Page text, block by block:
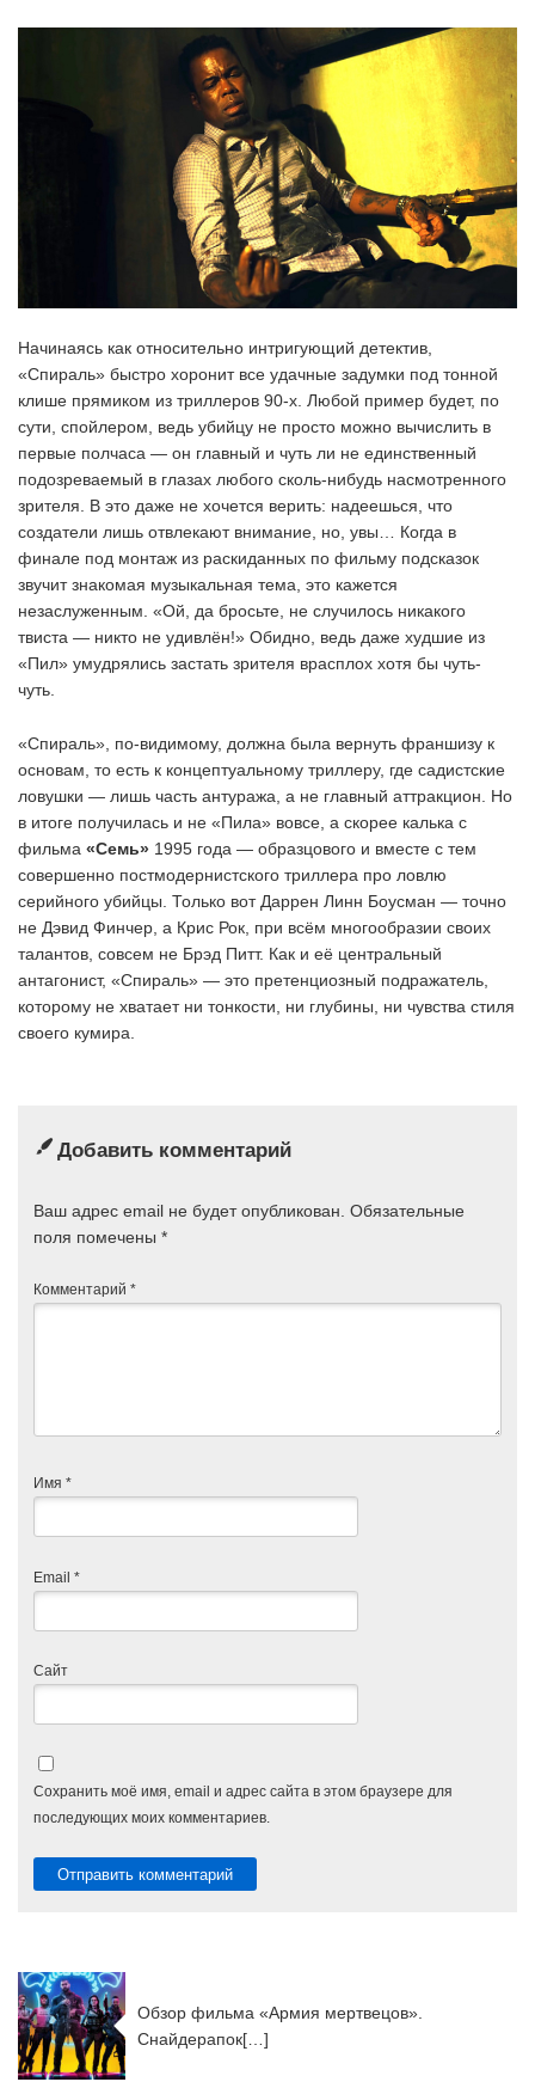
Начинаясь как относительно интригующий детектив,
«Спираль» быстро хоронит все удачные задумки под тонной
клише прямиком из триллеров 90-х. Любой пример будет, по
сути, спойлером, ведь убийцу не просто можно вычислить в
первые полчаса — он главный и чуть ли не единственный
подозреваемый в глазах любого сколь-нибудь насмотренного
зрителя. В это даже не хочется верить: надеешься, что
создатели лишь отвлекают внимание, но, увы… Когда в
финале под монтаж из раскиданных по фильму подсказок
звучит знакомая музыкальная тема, это кажется
незаслуженным. «Ой, да бросьте, не случилось никакого
твиста — никто не удивлён!» Обидно, ведь даже худшие из
«Пил» умудрялись застать зрителя врасплох хотя бы чуть-
чуть.
«Спираль», по-видимому, должна была вернуть франшизу к
основам, то есть к концептуальному триллеру, где садистские
ловушки — лишь часть антуража, а не главный аттракцион. Но
в итоге получилась и не «Пила» вовсе, а скорее калька с
фильма «Семь» 1995 года — образцового и вместе с тем
совершенно постмодернистского триллера про ловлю
серийного убийцы. Только вот Даррен Линн Боусман — точно
не Дэвид Финчер, а Крис Рок, при всём многообразии своих
талантов, совсем не Брэд Питт. Как и её центральный
антагонист, «Спираль» — это претенциозный подражатель,
которому не хватает ни тонкости, ни глубины, ни чувства стиля
своего кумира.
Добавить комментарий
Ваш адрес email не будет опубликован. Обязательные
поля помечены *
Комментарий *
Имя *
Email *
Сайт
Сохранить моё имя, email и адрес сайта в этом браузере для
последующих моих комментариев.
Обзор фильма «Армия мертвецов».
Снайдерапок[…]